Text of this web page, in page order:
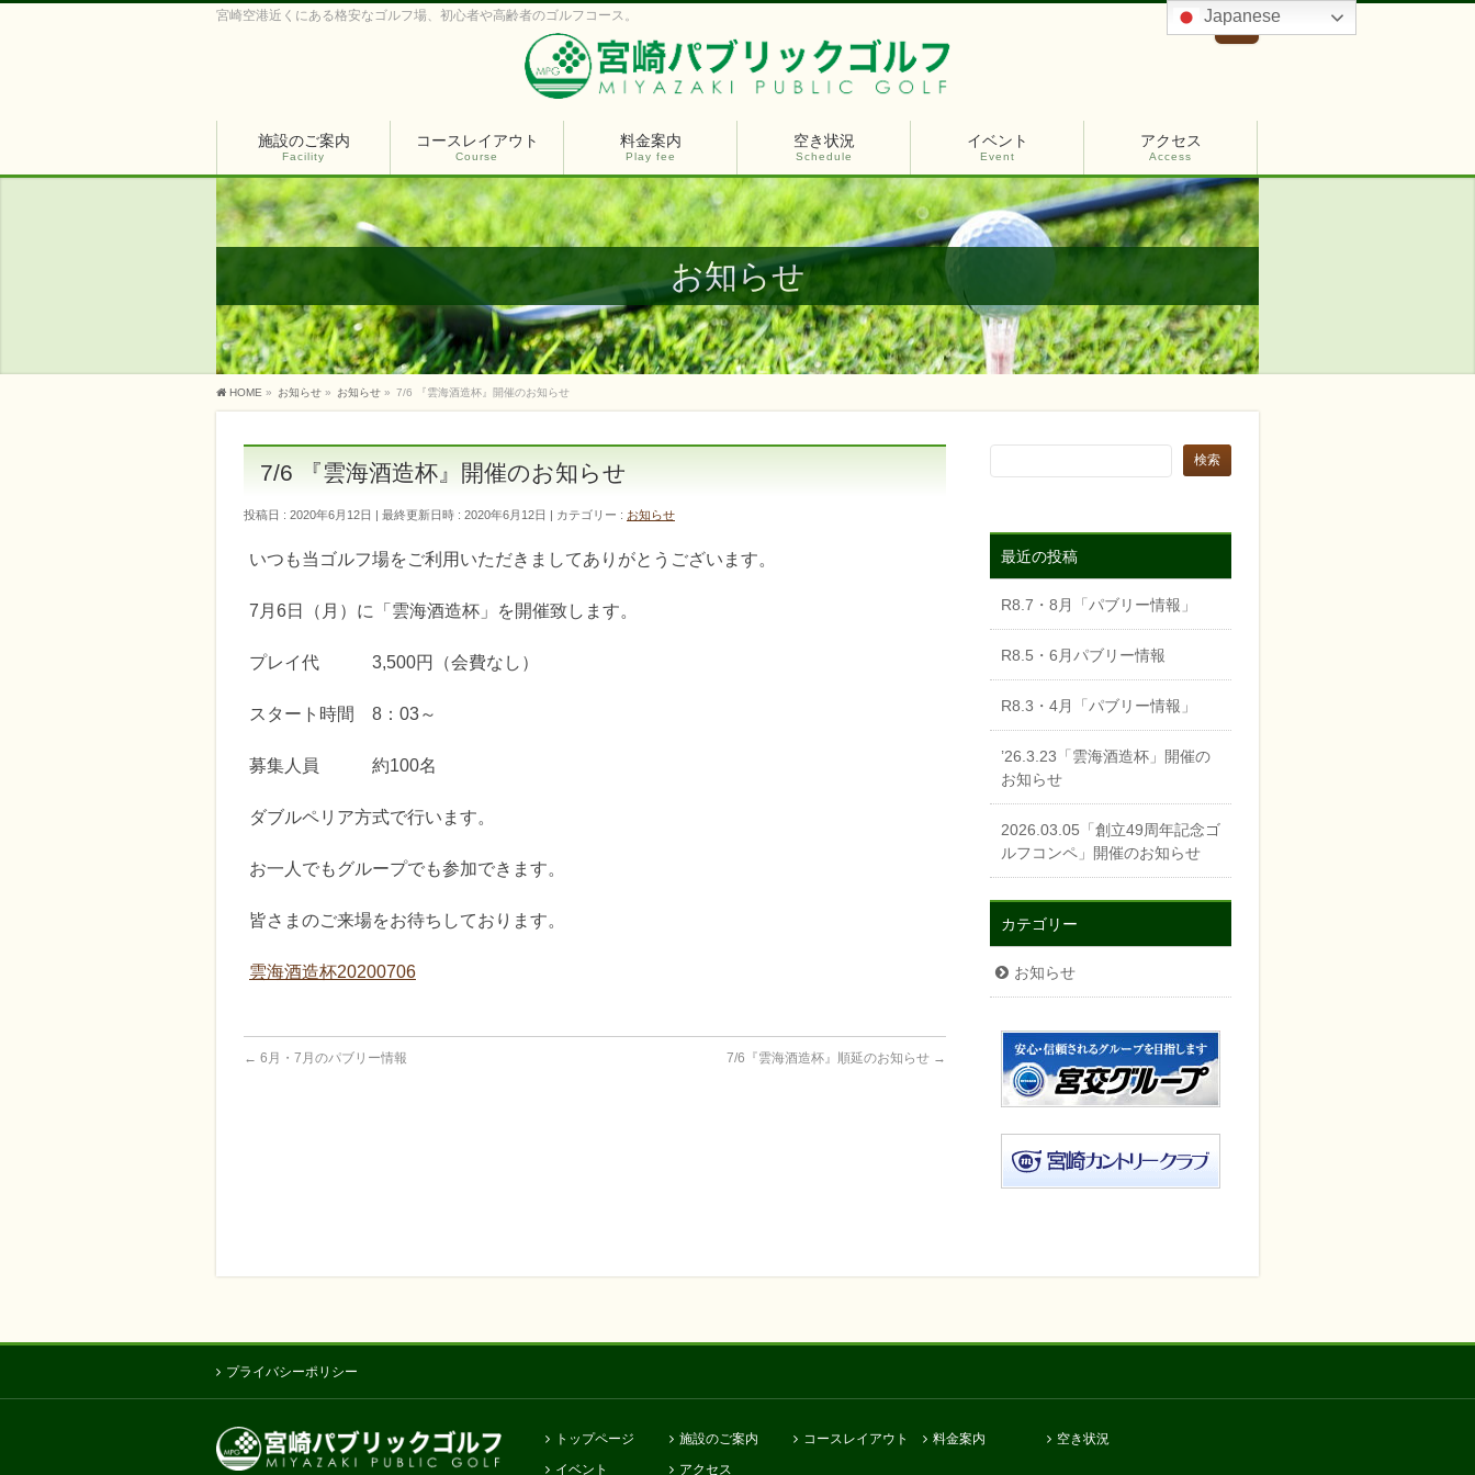
宮崎空港近くにある格安なゴルフ場、初心者や高齢者のゴルフコース。
施設のご案内
Facility
コースレイアウト
Course
料金案内
Play fee
空き状況
Schedule
イベント
Event
アクセス
Access
お知らせ
HOME » お知らせ » お知らせ » 7/6 『雲海酒造杯』開催のお知らせ
7/6 『雲海酒造杯』開催のお知らせ
投稿日 : 2020年6月12日 最終更新日時 : 2020年6月12日 カテゴリー : お知らせ
いつも当ゴルフ場をご利用いただきましてありがとうございます。
7月6日（月）に「雲海酒造杯」を開催致します。
プレイ代 3,500円（会費なし）
スタート時間 8：03～
募集人員 約100名
ダブルペリア方式で行います。
お一人でもグループでも参加できます。
皆さまのご来場をお待ちしております。
雲海酒造杯20200706
← 6月・7月のパブリー情報 7/6『雲海酒造杯』順延のお知らせ →
最近の投稿
R8.7・8月「パブリー情報」
R8.5・6月パブリー情報
R8.3・4月「パブリー情報」
’26.3.23「雲海酒造杯」開催の
お知らせ
2026.03.05「創立49周年記念ゴ
ルフコンペ」開催のお知らせ
カテゴリー
お知らせ
プライバシーポリシー
トップページ 施設のご案内 コースレイアウト 料金案内
空き状況
イベント
アクセス
Japanese